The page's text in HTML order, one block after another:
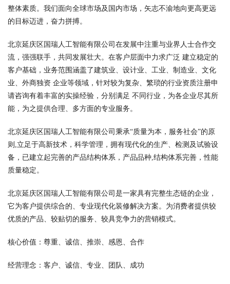
整体素质。我们面向全球市场及国内市场，矢志不渝地向更高更远
的目标迈进，奋力拼搏。
北京延庆区国瑞人工智能有限公司在发展中注重与业界人士合作交
流，强强联手，共同发展壮大。在客户层面中力求广泛 建立稳定的
客户基础，业务范围涵盖了建筑业、设计业、工业、制造业、文化
业、外商独资 企业等领域，针对较为复杂、繁琐的行业资质注册申
请咨询有着丰富的实操经验，分别满足 不同行业，为各企业尽其所
能，为之提供合理、多方面的专业服务。
北京延庆区国瑞人工智能有限公司秉承“质量为本，服务社会”的原
则,立足于高新技术，科学管理，拥有现代化的生产、检测及试验设
备，已建立起完善的产品结构体系，产品品种,结构体系完善，性能
质量稳定。
北京延庆区国瑞人工智能有限公司是一家具有完整生态链的企业，
它为客户提供综合的、专业现代化装修解决方案。为消费者提供较
优质的产品、较贴切的服务、较具竞争力的营销模式。
核心价值：尊重、诚信、推崇、感恩、合作
经营理念：客户、诚信、专业、团队、成功